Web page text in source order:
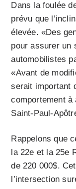
Dans la foulée
prévu que
élevée. «Des
pour assurer un
automobilistes
«Avant de
serait important
comportement
Saint-Paul-
Rappelons que
la 22e et la 25e
de 220 000$.
l’intersection